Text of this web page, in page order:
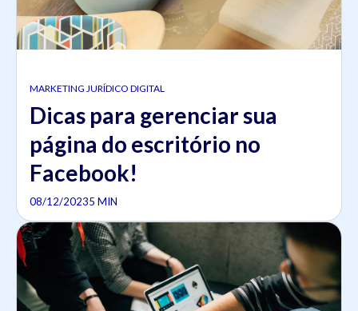
MARKETING JURÍDICO DIGITAL
Dicas para gerenciar sua
página do escritório no
Facebook!
08/12/20235 MIN